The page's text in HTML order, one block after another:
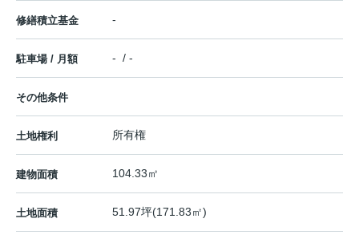
修繕積立基金 -
駐車場 / 月額 - / -
その他条件
土地権利 所有権
建物面積 104.33㎡
土地面積 51.97坪(171.83㎡)